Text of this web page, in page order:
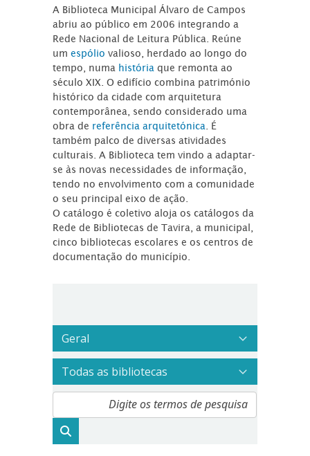
A Biblioteca Municipal Álvaro de Campos
abriu ao público em 2006 integrando a
Rede Nacional de Leitura Pública. Reúne
umespóliovalioso, herdado ao longo do
tempo, numa história que remonta ao
século XIX. O edifício combina património
histórico da cidade com arquitetura
contemporânea, sendo considerado uma
obra de referência arquitetónica . É
também palco de diversas atividades
culturais. A Biblioteca tem vindo a adaptar-
se às novas necessidades de informação,
tendo no envolvimento com a comunidade
o seu principal eixo de ação.
O catálogo é coletivo aloja os catálogos da
Rede de Bibliotecas de Tavira, a municipal,
cinco bibliotecas escolares e os centros de
documentação do município.